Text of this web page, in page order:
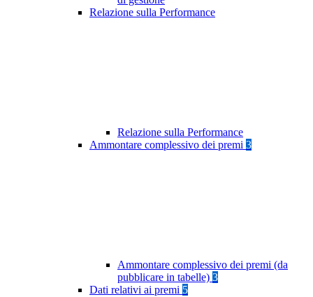
Relazione sulla Performance
Relazione sulla Performance
Ammontare complessivo dei premi 3
Ammontare complessivo dei premi (da
pubblicare in tabelle) 3
Dati relativi ai premi 5